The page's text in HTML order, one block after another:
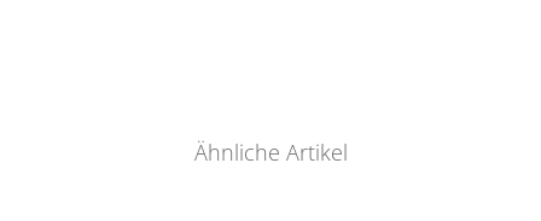
Ähnliche Artikel